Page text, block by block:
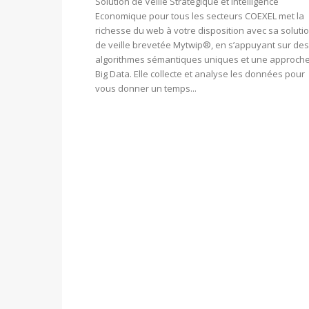
Economique pour tous les secteurs COEXEL met la
richesse du web à votre disposition avec sa
de veille brevetée Mytwip®, en s’appuyant sur des
algorithmes sémantiques uniques et une approche
Big Data. Elle collecte et analyse les données pour
vous donner un temps...